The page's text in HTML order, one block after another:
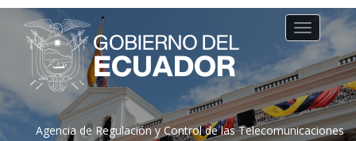
Agencia de Regulación y Control de las Telecomunicaciones
Toggle
navigation